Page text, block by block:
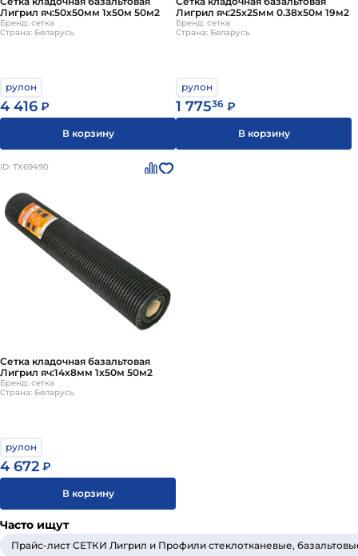
Лигрил яч:50х50мм 1х50м 50м2
Бренд: сетка
Страна: Беларусь
рулон
4 416 ₽
В корзину
Лигрил яч:25х25мм 0.38х50м 19м2
Бренд: сетка
Страна: Беларусь
рулон
1 77536 ₽
В корзину
ID: ТХ69490
Сетка кладочная базальтовая
Лигрил яч:14х8мм 1х50м 50м2
Бренд: сетка
Страна: Беларусь
рулон
4 672 ₽
В корзину
Часто ищут
Прайс-лист СЕТКИ Лигрил и Профили стеклотканевые,